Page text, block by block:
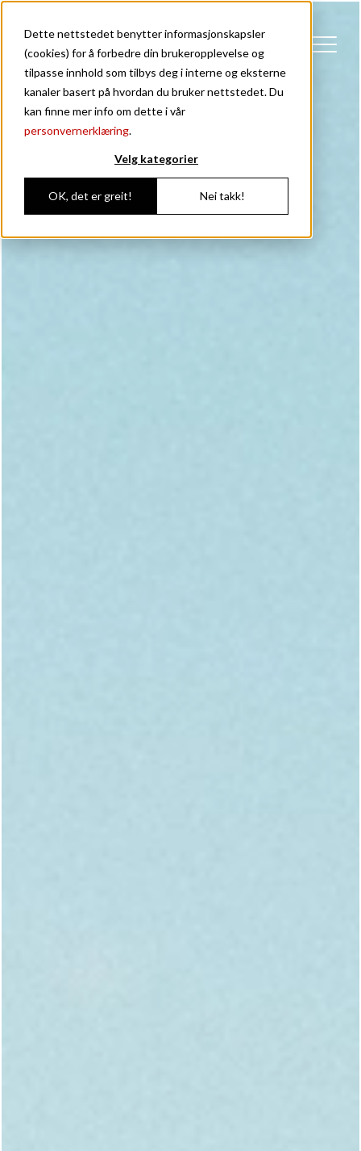
Dette nettstedet benytter informasjonskapsler
(cookies) for å forbedre din brukeropplevelse og
tilpasse innhold som tilbys deg i interne og eksterne
kanaler basert på hvordan du bruker nettstedet. Du
kan finne mer info om dette i vår
personvernerklæring.
Velg kategorier
OK, det er greit! Nei takk!